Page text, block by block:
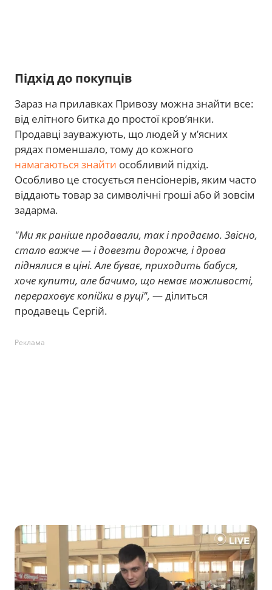
Підхід до покупців
Зараз на прилавках Привозу можна знайти все:
від елітного битка до простої кров’янки.
Продавці зауважують, що людей у м’ясних
рядах поменшало, тому до кожного
намагаються знайти особливий підхід.
Особливо це стосується пенсіонерів, яким часто
віддають товар за символічні гроші або й зовсім
задарма.
"Ми як раніше продавали, так і продаємо. Звісно,
стало важче — і довезти дорожче, і дрова
піднялися в ціні. Але буває, приходить бабуся,
хоче купити, але бачимо, що немає можливості,
перераховує копійки в руці", — ділиться
продавець Сергій.
Реклама